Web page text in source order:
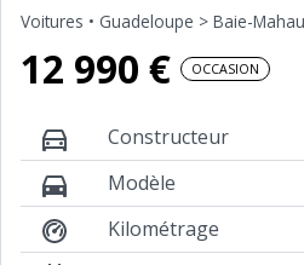
Voitures • Guadeloupe > Baie-
12 990 € OCCASION
Constructeur
Modèle
Kilométrage